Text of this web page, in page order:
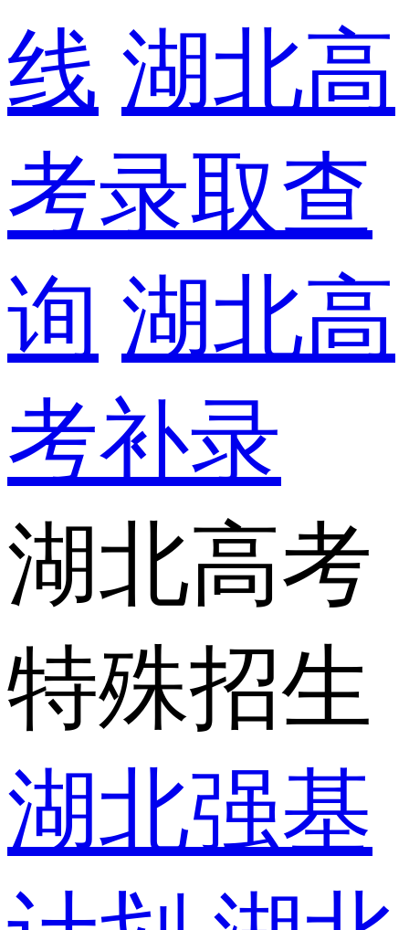
线 湖北高
考录取查
询 湖北高
考补录
湖北高考
特殊招生
湖北强基